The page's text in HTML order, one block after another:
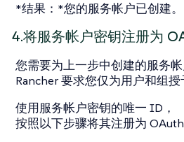
*结果：*您的服务帐户已创建。
4.将服务帐户密钥注册为
您需要为上一步中创建的服务帐
Rancher 要求您仅为用户和组授
使用服务帐户密钥的唯一 ID，
按照以下步骤将其注册为 OAuth